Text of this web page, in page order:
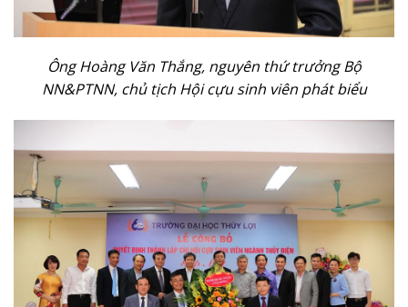
Ông Hoàng Văn Thắng, nguyên thứ trưởng Bộ
NN&PTNN, chủ tịch Hội cựu sinh viên phát biểu